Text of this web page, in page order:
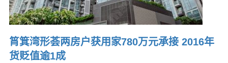
筲箕湾形荟两房户获用家780万元承接 2016年
货贬值逾1成